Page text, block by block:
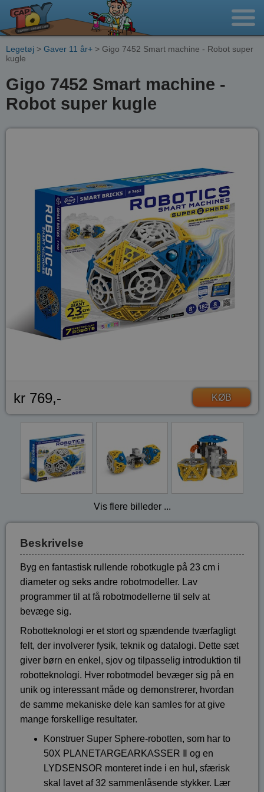
Legetøj > Gaver 11 år+ > Gigo 7452 Smart machine - Robot super
kugle
Gigo 7452 Smart machine -
Robot super kugle
kr 769,- KØB
Vis flere billeder ...
Beskrivelse
Byg en fantastisk rullende robotkugle på 23 cm i
diameter og seks andre robotmodeller. Lav
programmer til at få robotmodellerne til selv at
bevæge sig.
Robotteknologi er et stort og spændende tværfagligt
felt, der involverer fysik, teknik og datalogi. Dette sæt
giver børn en enkel, sjov og tilpasselig introduktion til
robotteknologi. Hver robotmodel bevæger sig på en
unik og interessant måde og demonstrerer, hvordan
de samme mekaniske dele kan samles for at give
mange forskellige resultater.
Konstruer Super Sphere-robotten, som har to
50X PLANETARGEARKASSER Ⅱ og en
LYDSENSOR monteret inde i en hul, sfærisk
skal lavet af 32 sammenlåsende stykker. Lær